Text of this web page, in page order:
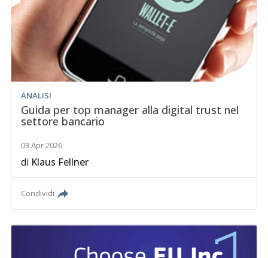
ANALISI
Guida per top manager alla digital trust nel
settore bancario
03 Apr 2026
di Klaus Fellner
Condividi